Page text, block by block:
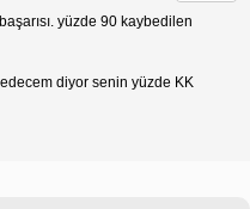
yüzde 90 kaybedilen
diyor senin yüzde KK